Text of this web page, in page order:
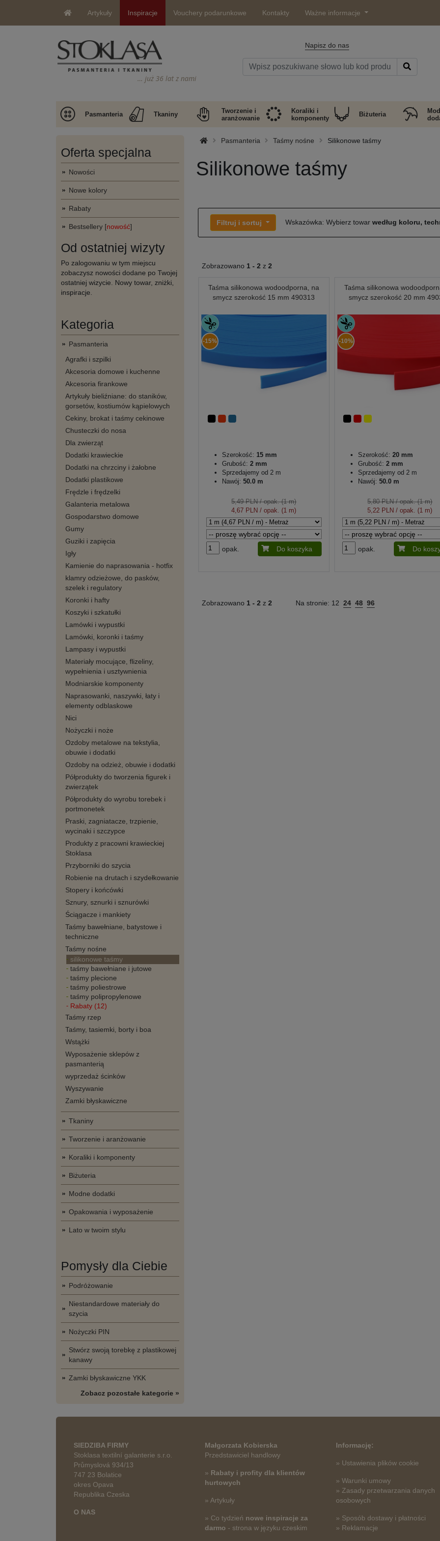
Artykuły Inspiracje Vouchery podarunkowe Kontakty Ważne informacje
… już 36 lat z nami
Napisz do nas
Pasmanteria Tkaniny
Tworzenie i
aranżowanie
Koraliki i
komponenty
Biżuteria
Oferta specjalna
Nowości
Nowe kolory
Rabaty
Bestsellery [nowość]
Od ostatniej wizyty
Po zalogowaniu w tym miejscu
zobaczysz nowości dodane po Twojej
ostatniej wizycie. Nowy towar, zniżki,
inspiracje.
Kategoria
Pasmanteria
Agrafki i szpilki
Akcesoria domowe i kuchenne
Akcesoria firankowe
Artykuły bieliźniane: do staników,
gorsetów, kostiumów kąpielowych
Cekiny, brokat i taśmy cekinowe
Chusteczki do nosa
Dla zwierząt
Dodatki krawieckie
Dodatki na chrzciny i żałobne
Dodatki plastikowe
Frędzle i frędzelki
Galanteria metalowa
Gospodarstwo domowe
Gumy
Guziki i zapięcia
Igły
Kamienie do naprasowania - hotfix
klamry odzieżowe, do pasków,
szelek i regulatory
Koronki i hafty
Koszyki i szkatułki
Lamówki i wypustki
Lamówki, koronki i taśmy
Lampasy i wypustki
Materiały mocujące, flizeliny,
wypełnienia i usztywnienia
Modniarskie komponenty
Naprasowanki, naszywki, łaty i
elementy odblaskowe
Nici
Nożyczki i noże
Ozdoby metalowe na tekstylia,
obuwie i dodatki
Ozdoby na odzież, obuwie i dodatki
Półprodukty do tworzenia figurek i
zwierzątek
Półprodukty do wyrobu torebek i
portmonetek
Praski, zagniatacze, trzpienie,
wycinaki i szczypce
Produkty z pracowni krawieckiej
Stoklasa
Przyborniki do szycia
Robienie na drutach i szydełkowanie
Stopery i końcówki
Sznury, sznurki i sznurówki
Ściągacze i mankiety
Taśmy bawełniane, batystowe i
techniczne
Taśmy nośne
silikonowe taśmy
taśmy bawełniane i jutowe
taśmy plecione
taśmy poliestrowe
taśmy polipropylenowe
Rabaty (12)
Taśmy rzep
Taśmy, tasiemki, borty i boa
Wstążki
Wyposażenie sklepów z
pasmanterią
wyprzedaż ścinków
Wyszywanie
Zamki błyskawiczne
Tkaniny
Tworzenie i aranżowanie
Koraliki i komponenty
Biżuteria
Modne dodatki
Opakowania i wyposażenie
Lato w twoim stylu
Pomysły dla Ciebie
Podróżowanie
Niestandardowe materiały do
szycia
Nożyczki PIN
Stwórz swoją torebkę z plastikowej
kanawy
Zamki błyskawiczne YKK
Zobacz pozostałe kategorie »
Pasmanteria Taśmy nośne Silikonowe taśmy
Silikonowe taśmy
Filtruj i sortuj Wskazówka: Wybierz towar według koloru,
Zobrazowano 1 - 2 z 2
Taśma silikonowa wodoodporna, na
smycz szerokość 15 mm 490313
-15%
Szerokość: 15 mm
Grubość: 2 mm
Sprzedajemy od 2 m
Nawój: 50.0 m
5,49 PLN/ opak. (1 m)
4,67 PLN / opak. (1 m)
opak. Do koszyka
Taśma silikonowa
smycz szerokość 20 mm
-10%
Szerokość: 20 mm
Grubość: 2 mm
Sprzedajemy od 2 m
Nawój: 50.0 m
5,80 PLN/ opak. (1 m)
5,22 PLN / opak. (1 m)
opak. Do
Zobrazowano 1 - 2 z 2 Na stronie: 12 24 48 96
SIEDZIBA FIRMY
Stoklasa textilní galanterie s.r.o.
Průmyslová 934/13
747 23 Bolatice
okres Opava
Republika Czeska
O NAS
Małgorzata Kobierska
Przedstawiciel handlowy
» Rabaty i profity dla klientów
hurtowych
» Artykuły
» Co tydzień nowe inspiracje za
darmo - strona w języku czeskim
Informację:
» Ustawienia plików cookie
» Warunki umowy
» Zasady przetwarzania danych
osobowych
» Sposób dostawy i płatności
» Reklamacje